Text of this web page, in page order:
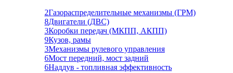
2Газораспределительные механизмы (ГРМ)
8Двигатели (ДВС)
3Коробки передач (МКПП, АКПП)
9Кузов, рамы
3Механизмы рулевого управления
6Мост передний, мост задний
6Наддув - топливная эффективность